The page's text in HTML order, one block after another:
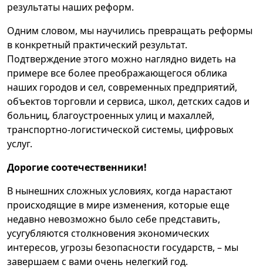
результаты наших реформ.
Одним словом, мы научились превращать реформы
в конкретный практический результат.
Подтверждение этого можно наглядно видеть на
примере все более преображающегося облика
наших городов и сел, современных предприятий,
объектов торговли и сервиса, школ, детских садов и
больниц, благоустроенных улиц и махаллей,
транспортно-логистической системы, цифровых
услуг.
Дорогие соотечественники!
В нынешних сложных условиях, когда нарастают
происходящие в мире изменения, которые еще
недавно невозможно было себе представить,
усугубляются столкновения экономических
интересов, угрозы безопасности государств, – мы
завершаем с вами очень нелегкий год.